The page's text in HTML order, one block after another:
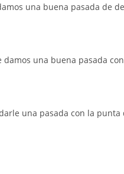
una buena pasada de
una buena pasada
una pasada con la